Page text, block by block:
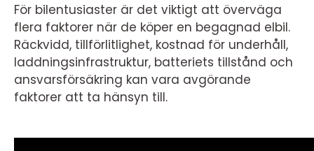
För bilentusiaster är det viktigt att överväga
flera faktorer när de köper en begagnad elbil.
Räckvidd, tillförlitlighet, kostnad för underhåll,
laddningsinfrastruktur, batteriets tillstånd och
ansvarsförsäkring kan vara avgörande
faktorer att ta hänsyn till.